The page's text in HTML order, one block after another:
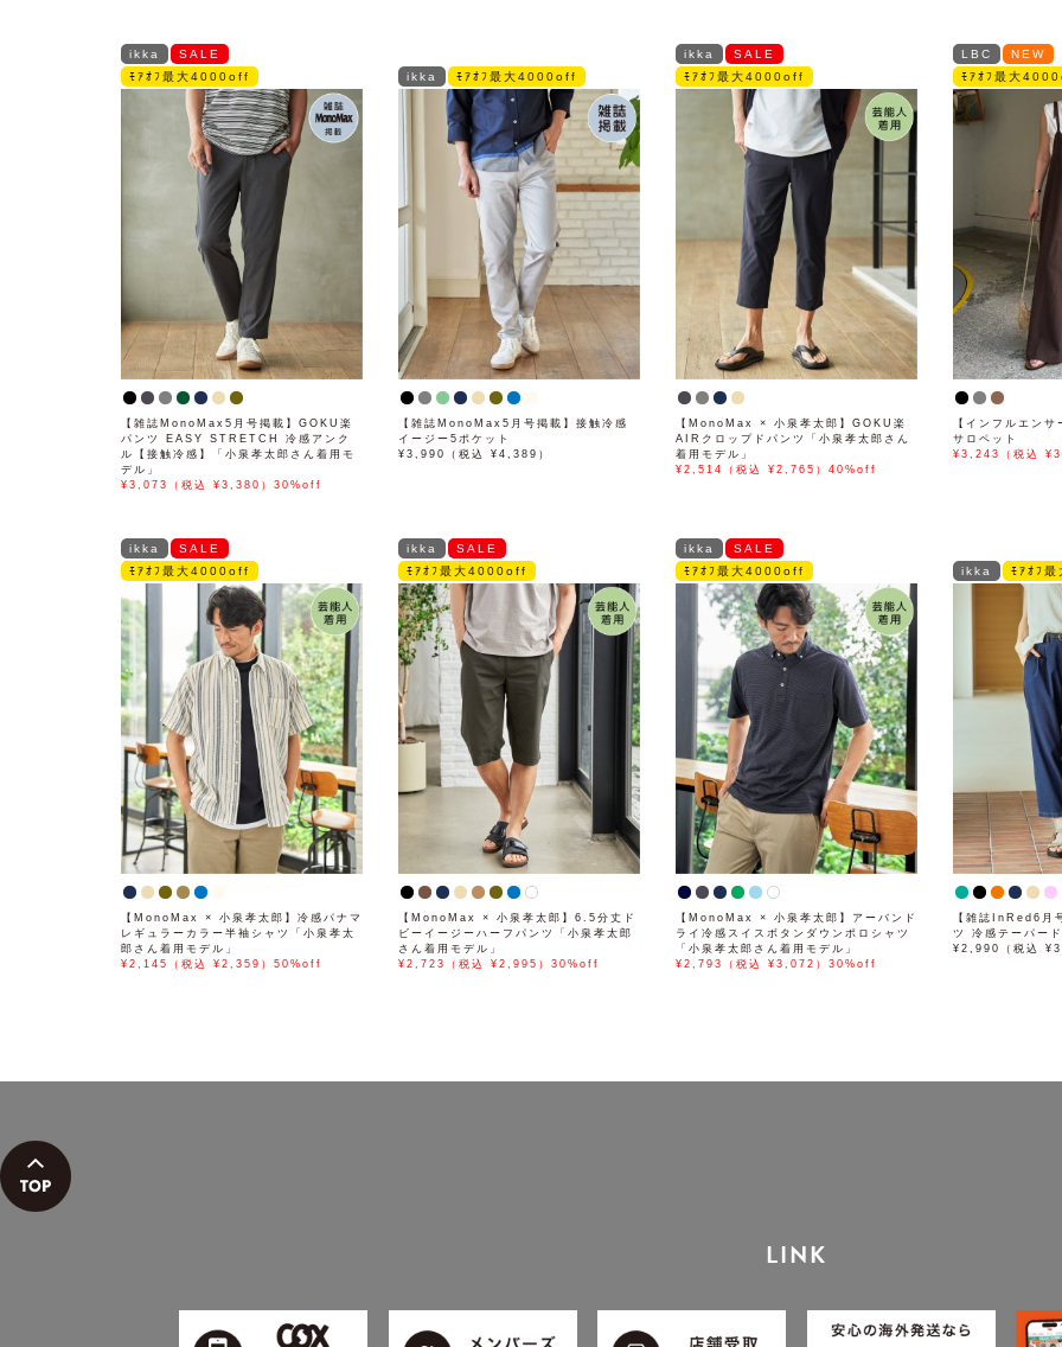
ikka
SALE
ﾓｱｵﾌ最大4000off
【雑誌MonoMax5月号掲載】GOKU楽
パンツ EASY STRETCH 冷感アンク
ル【接触冷感】「小泉孝太郎さん着用モ
デル」
¥3,073（税込 ¥3,380）30%off
ikka ﾓｱｵﾌ最大4000off
【雑誌MonoMax5月号掲載】接触冷感
イージー5ポケット
¥3,990（税込 ¥4,389）
ikka
SALE
ﾓｱｵﾌ最大4000off
【MonoMax × 小泉孝太郎】GOKU楽
AIRクロップドパンツ「小泉孝太郎さん
着用モデル」
¥2,514（税込 ¥2,765）40%off
LBC
NEW
ﾓｱｵﾌ最大
【インフルエン
サロペット
¥3,243（税込
ikka
SALE
ﾓｱｵﾌ最大4000off
【MonoMax × 小泉孝太郎】冷感パナマ
レギュラーカラー半袖シャツ「小泉孝太
郎さん着用モデル」
¥2,145（税込 ¥2,359）50%off
ikka
SALE
ﾓｱｵﾌ最大4000off
【MonoMax × 小泉孝太郎】6.5分丈ド
ビーイージーハーフパンツ「小泉孝太郎
さん着用モデル」
¥2,723（税込 ¥2,995）30%off
ikka
SALE
ﾓｱｵﾌ最大4000off
【MonoMax × 小泉孝太郎】アーバンド
ライ冷感スイスボタンダウンポロシャツ
「小泉孝太郎さん着用モデル」
¥2,793（税込 ¥3,072）30%off
ikka ﾓｱｵﾌ
【雑誌InRed6月
ツ 冷感テーパー
¥2,990（税込
LINK